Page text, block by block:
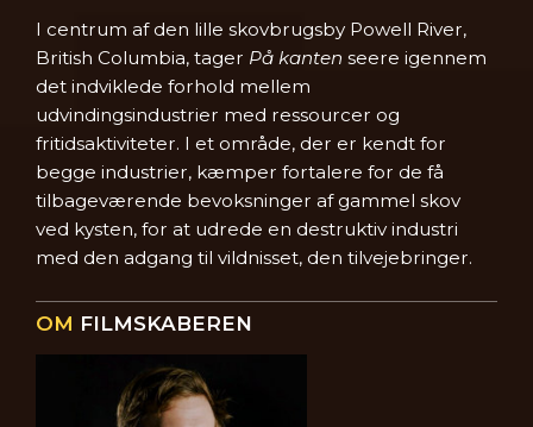
I centrum af den lille skovbrugsby Powell River,
British Columbia, tager På kanten seere igennem
det indviklede forhold mellem
udvindingsindustrier med ressourcer og
fritidsaktiviteter. I et område, der er kendt for
begge industrier, kæmper fortalere for de få
tilbageværende bevoksninger af gammel skov
ved kysten, for at udrede en destruktiv industri
med den adgang til vildnisset, den tilvejebringer.
OM FILMSKABEREN